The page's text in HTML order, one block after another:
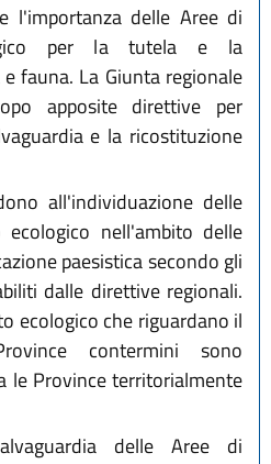
l'importanza delle Aree di
per la tutela e la
fauna. La Giunta regionale
apposite direttive per
e la ricostituzione
all'individuazione delle
nell'ambito delle
paesistica secondo gli
dalle direttive regionali.
ecologico che riguardano il
contermini sono
le Province territorialmente
delle Aree di